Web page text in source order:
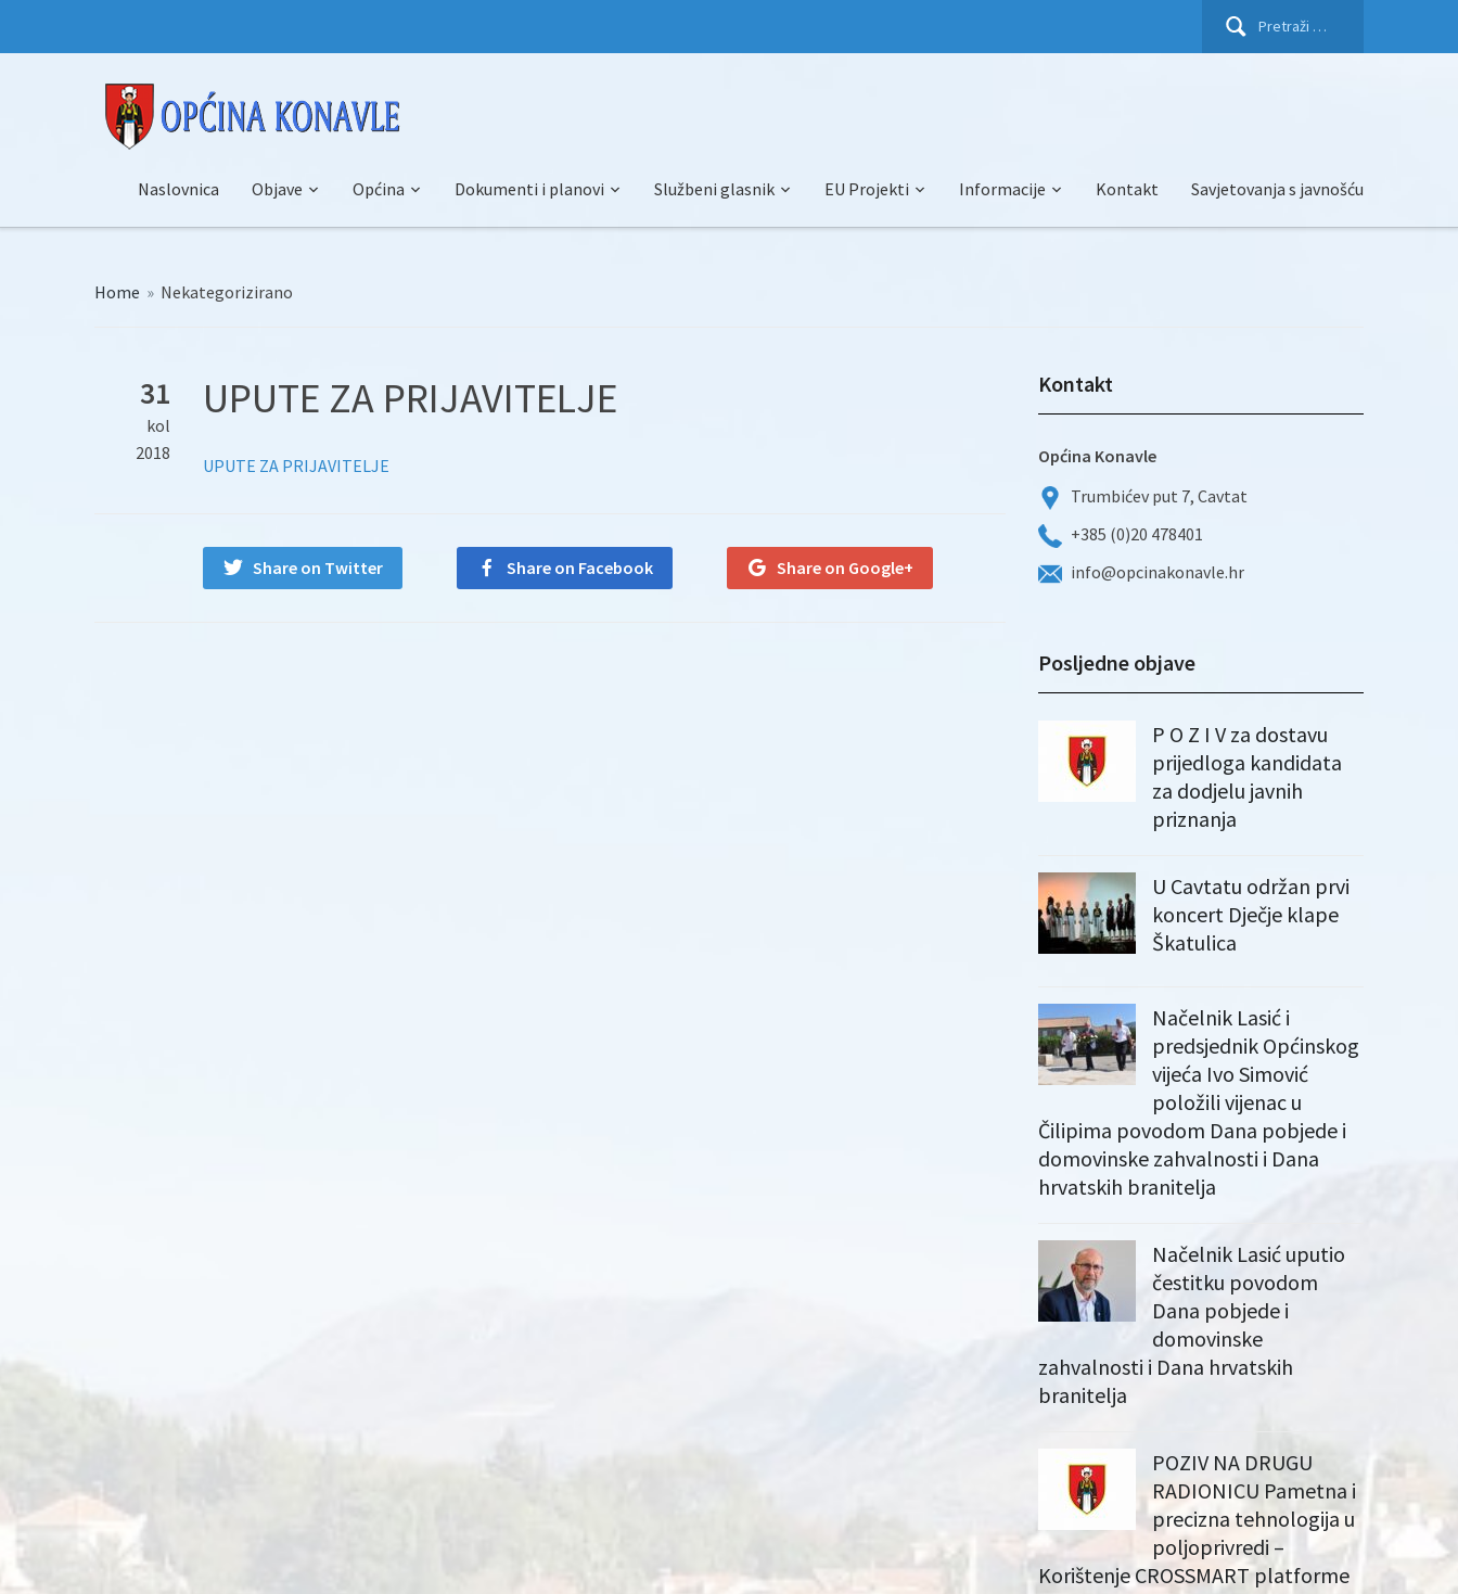
Pretraži:
Naslovnica Objave Općina Dokumenti i planovi Službeni glasnik EU Projekti Informacije Kontakt Savjetovanja s javnošću
Home » Nekategorizirano
31
kol
2018
UPUTE ZA PRIJAVITELJE
UPUTE ZA PRIJAVITELJE
Share on Twitter Share on Facebook Share on Google+
Kontakt
Općina Konavle
Trumbićev put 7, Cavtat
+385 (0)20 478401
info@opcinakonavle.hr
Posljedne objave
P O Z I V za dostavu
prijedloga kandidata
za dodjelu javnih
priznanja
U Cavtatu održan prvi
koncert Dječje klape
Škatulica
Načelnik Lasić i
predsjednik Općinskog
vijeća Ivo Simović
položili vijenac u
Čilipima povodom Dana pobjede i
domovinske zahvalnosti i Dana
hrvatskih branitelja
Načelnik Lasić uputio
čestitku povodom
Dana pobjede i
domovinske
zahvalnosti i Dana hrvatskih
branitelja
POZIV NA DRUGU
RADIONICU Pametna i
precizna tehnologija u
poljoprivredi –
Korištenje CROSSMART platforme